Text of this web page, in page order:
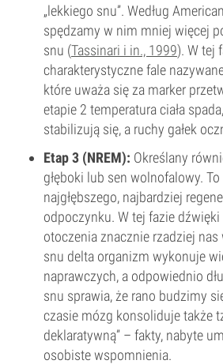
„lekkiego snu”. Według
spędzamy w nim mniej więcej
snu (Tassinari i in., 1999). W tej
charakterystyczne fale
które uważa się za marker
etapie 2 temperatura ciała
stabilizują się, a ruchy gałek
Etap 3 (NREM): Określany
głęboki lub sen wolnofalowy.
najgłębszego, najbardziej
odpoczynku. W tej fazie
otoczenia znacznie rzadziej
snu delta organizm wykonuje
naprawczych, a odpowiednio
snu sprawia, że rano budzimy
czasie mózg konsoliduje także
deklaratywną” – fakty, nabyte
osobiste wspomnienia.